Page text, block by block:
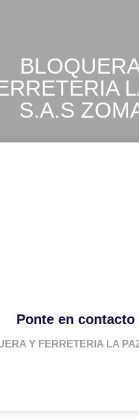
S.A.S
Ponte en contacto
Y FERRETERIA LA